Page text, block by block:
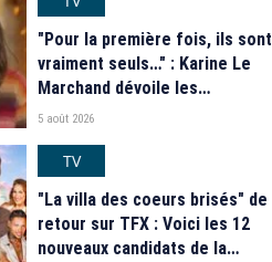
"Pour la première fois, ils sont
vraiment seuls…" : Karine Le
Marchand dévoile les
nouveautés des speed dating
2026
5 août 2026
TV
"La villa des coeurs brisés" de
retour sur TFX : Voici les 12
nouveaux candidats de la